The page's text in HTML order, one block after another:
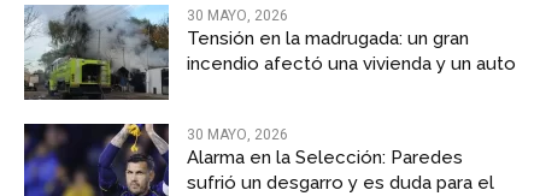
30 MAYO, 2026
Tensión en la madrugada: un gran
incendio afectó una vivienda y un auto
30 MAYO, 2026
Alarma en la Selección: Paredes
sufrió un desgarro y es duda para el